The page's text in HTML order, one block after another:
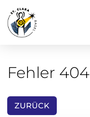
Fehler 404
ZURÜCK